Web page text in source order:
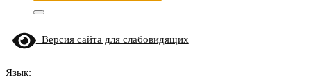
Версия сайта для слабовидящих
Язык: